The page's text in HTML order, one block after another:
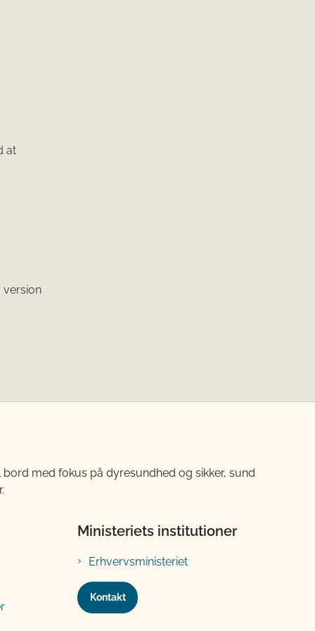
at
version
med fokus på dyresundhed og sikker, sund
Ministeriets institutioner
Erhvervsministeriet
Kontakt